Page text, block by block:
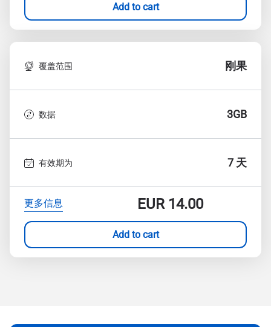
Add to cart
覆盖范围 刚果
数据 3GB
有效期为 7 天
更多信息 EUR14.00
Add to cart